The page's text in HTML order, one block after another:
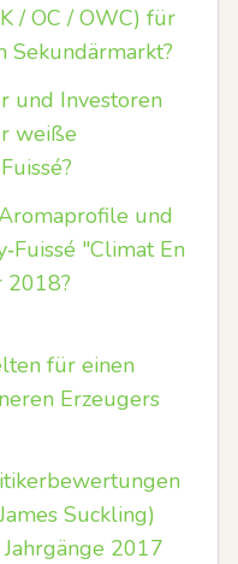
/ OC / OWC) für
Sekundärmarkt?
und Investoren
weiße
und
"Climat En
2018?
für einen
Erzeugers
Suckling)
2017